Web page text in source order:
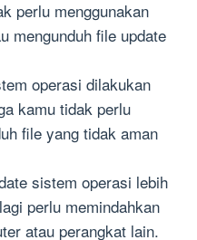
perlu menggunakan
mengunduh file update
operasi dilakukan
kamu tidak perlu
file yang tidak aman
sistem operasi lebih
perlu memindahkan
atau perangkat lain.